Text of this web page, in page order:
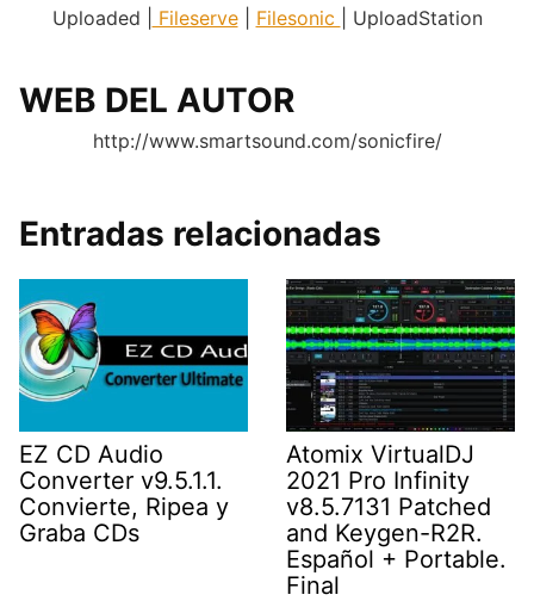
Uploaded | Fileserve| Filesonic | UploadStation
WEB DEL AUTOR
http://www.smartsound.com/sonicfire/
Entradas relacionadas
EZ CD Audio
Converter v9.5.1.1.
Convierte, Ripea y
Graba CDs
Atomix VirtualDJ
2021 Pro Infinity
v8.5.7131 Patched
and Keygen-R2R.
Español + Portable.
Final